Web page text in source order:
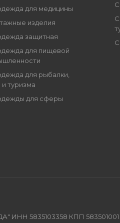
для медицины
изделия
защитная
для пищевой
для рыбалки,
туризма
для сферы
5835103358 КПП 583501001